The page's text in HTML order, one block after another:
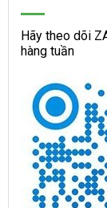
Hãy theo dõi
hàng tuần